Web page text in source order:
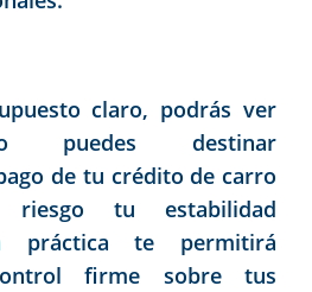
claro, podrás ver
puedes destinar
de tu crédito de carro
tu estabilidad
práctica te permitirá
firme sobre tus